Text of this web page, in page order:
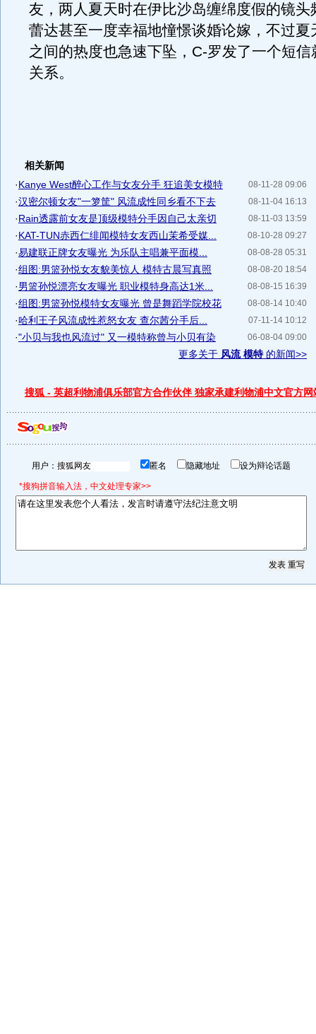
友，两人夏天时在伊比沙岛缠绵度假的镜头
蕾达甚至一度幸福地憧憬谈婚论嫁，不过夏
之间的热度也急速下坠，C-罗发了一个短
关系。
相关新闻
08-11-28 09:06
·Kanye West醉心工作与女友分手 狂追美女模特
08-11-04 16:13
·汉密尔顿女友"一箩筐" 风流成性同乡看不下去
08-11-03 13:59
·Rain透露前女友是顶级模特分手因自己太亲切
08-10-28 09:27
·KAT-TUN赤西仁绯闻模特女友西山茉希受媒...
08-08-28 05:31
·易建联正牌女友曝光 为乐队主唱兼平面模...
08-08-20 18:54
·组图:男篮孙悦女友貌美惊人 模特古晨写真照
08-08-15 16:39
·男篮孙悦漂亮女友曝光 职业模特身高达1米...
08-08-14 10:40
·组图:男篮孙悦模特女友曝光 曾是舞蹈学院校花
07-11-14 10:12
·哈利王子风流成性惹怒女友 查尔茜分手后...
06-08-04 09:00
·"小贝与我也风流过" 又一模特称曾与小贝有染
更多关于 风流 模特的新闻>>
搜狐 - 英超利物浦俱乐部官方合作伙伴 独家承建利物浦中文官方网
用户： 匿名 隐藏地址 设为辩论话题
*搜狗拼音输入法，中文处理专家>>